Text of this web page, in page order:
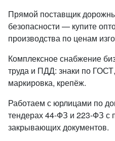
Прямой поставщик
безопасности — купите
производства по ценам
Комплексное снабжение
труда и ПДД: знаки по
маркировка, крепёж.
Работаем с юрлицами по
тендерах 44-ФЗ и 223-ФЗ с
закрывающих документов.